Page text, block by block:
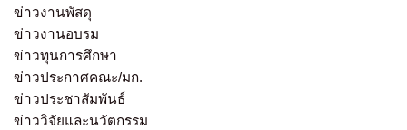
ข่าวงานพัสดุ
ข่าวงานอบรม
ข่าวทุนการศึกษา
ข่าวประกาศคณะ/มก.
ข่าวประชาสัมพันธ์
ข่าววิจัยและนวัตกรรม